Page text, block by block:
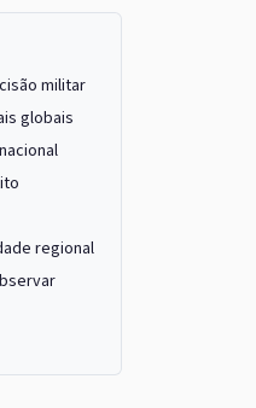
militar
globais
regional